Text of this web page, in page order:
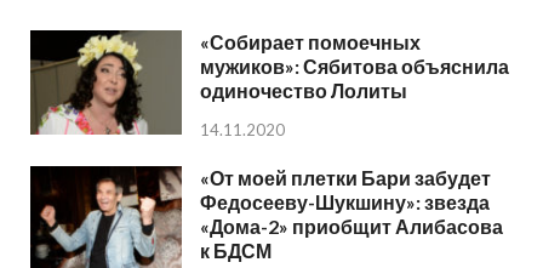
«Собирает помоечных
мужиков»: Сябитова объяснила
одиночество Лолиты
14.11.2020
«От моей плетки Бари забудет
Федосееву-Шукшину»: звезда
«Дома-2» приобщит Алибасова
к БДСМ